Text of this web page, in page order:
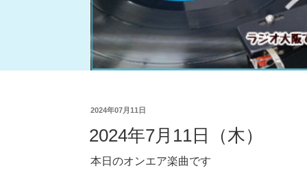
2024年07月11日
2024年7月11日（木）
本日のオンエア楽曲です